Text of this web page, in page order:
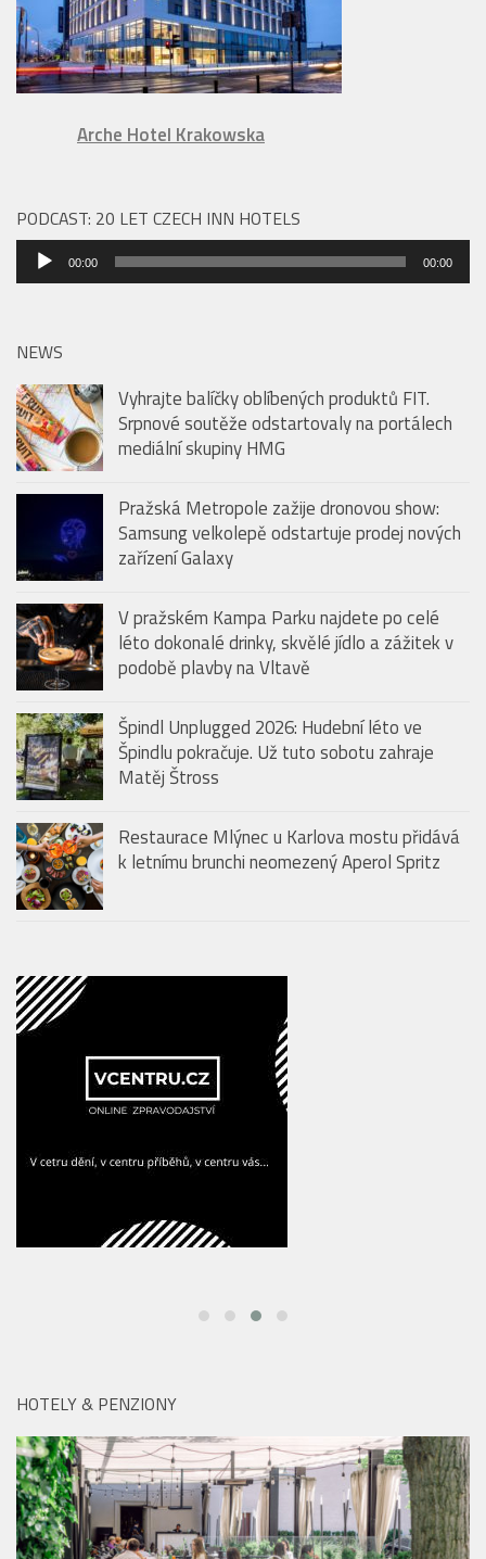
Arche Hotel Krakowska
PODCAST: 20 LET CZECH INN HOTELS
Audio
přehrávač
00:00 00:00
NEWS
Vyhrajte balíčky oblíbených produktů FIT.
Srpnové soutěže odstartovaly na portálech
mediální skupiny HMG
Pražská Metropole zažije dronovou show:
Samsung velkolepě odstartuje prodej nových
zařízení Galaxy
V pražském Kampa Parku najdete po celé
léto dokonalé drinky, skvělé jídlo a zážitek v
podobě plavby na Vltavě
Špindl Unplugged 2026: Hudební léto ve
Špindlu pokračuje. Už tuto sobotu zahraje
Matěj Štross
Restaurace Mlýnec u Karlova mostu přidává
k letnímu brunchi neomezený Aperol Spritz